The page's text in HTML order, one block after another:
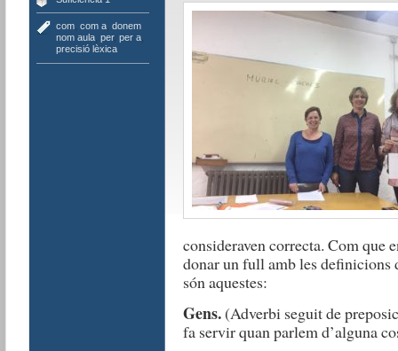
com, com a, donem
nom aula, per, per a,
precisió lèxica
consideraven correcta. Com que
donar un full amb les definicions
són aquestes:
Gens.(Adverbi seguit de
fa servir quan parlem d’alguna